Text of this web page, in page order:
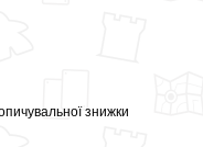
знижки